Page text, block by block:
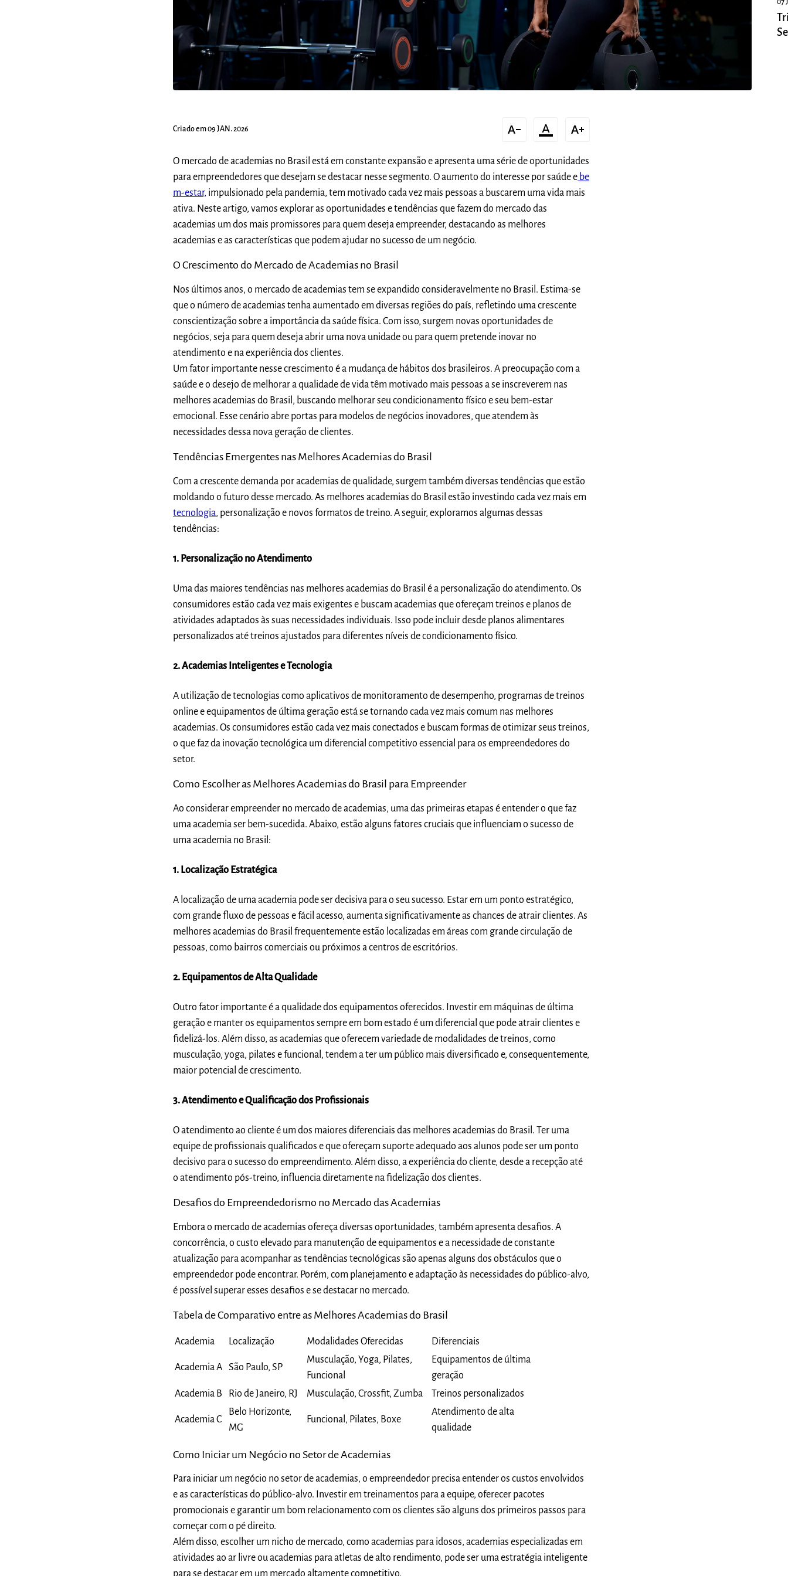
Criado em 09 JAN. 2026 text_decrease format_color_text text_increase
O mercado de academias no Brasil está em constante expansão e apresenta uma série de oportunidades
para empreendedores que desejam se destacar nesse segmento. O aumento do interesse por saúde ebe
m-estar, impulsionado pela pandemia, tem motivado cada vez mais pessoas a buscarem uma vida mais
ativa. Neste artigo, vamos explorar as oportunidades e tendências que fazem do mercado das
academias um dos mais promissores para quem deseja empreender, destacando as melhores
academias e as características que podem ajudar no sucesso de um negócio.
O Crescimento do Mercado de Academias no Brasil
Nos últimos anos, o mercado de academias tem se expandido consideravelmente no Brasil. Estima-se
que o número de academias tenha aumentado em diversas regiões do país, refletindo uma crescente
conscientização sobre a importância dasaúde física. Com isso, surgem novas oportunidades de
negócios, seja para quem deseja abrir uma nova unidade ou para quem pretende inovar no
atendimento e na experiência dos clientes.
Um fator importante nesse crescimento é a mudança de hábitos dos brasileiros. A preocupação com a
saúde e o desejo de melhorar a qualidade de vida têm motivado mais pessoas a se inscreverem nas
melhores academias do Brasil, buscando melhorar seu condicionamento físico e seu bem-estar
emocional. Esse cenário abre portas para modelos de negócios inovadores, que atendem às
necessidades dessa nova geração de clientes.
Tendências Emergentes nas Melhores Academias do Brasil
Com a crescente demanda por academias de qualidade, surgem também diversas tendências que estão
moldando o futuro desse mercado. As melhores academias do Brasil estão investindo cada vez mais em
tecnologia, personalização e novos formatos de treino. A seguir, exploramos algumas dessas
tendências:
1. Personalização no Atendimento
Uma das maiores tendências nas melhores academias do Brasil é a personalização do atendimento. Os
consumidores estão cada vez mais exigentes e buscam academias que ofereçam treinos e planos de
atividades adaptados às suas necessidades individuais. Isso pode incluir desde planos alimentares
personalizados até treinos ajustados para diferentes níveis de condicionamento físico.
2. Academias Inteligentes e Tecnologia
A utilização de tecnologias como aplicativos de monitoramento de desempenho, programas de treinos
online e equipamentos de última geração está se tornando cada vez mais comum nas melhores
academias. Os consumidores estão cada vez mais conectados e buscam formas de otimizar seus treinos,
o que faz da inovação tecnológica um diferencial competitivo essencial para os empreendedores do
setor.
Como Escolher as Melhores Academias do Brasil para Empreender
Ao considerar empreender no mercado de academias, uma das primeiras etapas é entender o que faz
uma academia ser bem-sucedida. Abaixo, estão alguns fatores cruciais que influenciam o sucesso de
uma academia no Brasil:
1. Localização Estratégica
A localização de uma academia pode ser decisiva para o seu sucesso. Estar em um ponto estratégico,
com grande fluxo de pessoas e fácil acesso, aumenta significativamente as chances de atrair clientes. As
melhores academias do Brasil frequentemente estão localizadas em áreas com grande circulação de
pessoas, como bairros comerciais ou próximos a centros de escritórios.
2. Equipamentos de Alta Qualidade
Outro fator importante é a qualidade dos equipamentos oferecidos. Investir em máquinas de última
geração e manter os equipamentos sempre em bom estado é um diferencial que pode atrair clientes e
fidelizá-los. Além disso, as academias que oferecem variedade de modalidades de treinos, como
musculação, yoga, pilates e funcional, tendem a ter um público mais diversificado e, consequentemente,
maior potencial de crescimento.
3. Atendimento e Qualificação dos Profissionais
O atendimento ao cliente é um dos maiores diferenciais das melhores academias do Brasil. Ter uma
equipe de profissionais qualificados e que ofereçam suporte adequado aos alunos pode ser um ponto
decisivo para o sucesso do empreendimento. Além disso, a experiência do cliente, desde a recepção até
o atendimento pós-treino, influencia diretamente na fidelização dos clientes.
Desafios do Empreendedorismo no Mercado das Academias
Embora o mercado de academias ofereça diversas oportunidades, também apresenta desafios. A
concorrência, o custo elevado para manutenção de equipamentos e a necessidade de constante
atualização para acompanhar as tendências tecnológicas são apenas alguns dos obstáculos que o
empreendedor pode encontrar. Porém, com planejamento e adaptação às necessidades do público-alvo,
é possível superar esses desafios e se destacar no mercado.
Tabela de Comparativo entre as Melhores Academias do Brasil
Academia Localização Modalidades Oferecidas Diferenciais
Academia A São Paulo, SP
Musculação, Yoga, Pilates,
Funcional
Equipamentos de última
geração
Academia B
Rio de Janeiro, RJ Musculação, Crossfit, Zumba Treinos personalizados
Academia C
Belo Horizonte,
MG
Funcional, Pilates, Boxe
Atendimento de alta
qualidade
Como Iniciar um Negócio no Setor de Academias
Para iniciar um negócio no setor de academias, o empreendedor precisa entender os custos envolvidos
e as características do público-alvo. Investir em treinamentos para a equipe, oferecer pacotes
promocionais e garantir um bom relacionamento com os clientes são alguns dos primeiros passos para
começar com o pé direito.
Além disso, escolher um nicho de mercado, como academias para idosos, academias especializadas em
atividades ao ar livre ou academias para atletas de alto rendimento, pode ser uma estratégia inteligente
para se destacar em um mercado altamente competitivo.